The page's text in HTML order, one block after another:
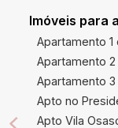
Imóveis para
Apartamento
Apartamento
Apartamento
Apto no
Apto Vila